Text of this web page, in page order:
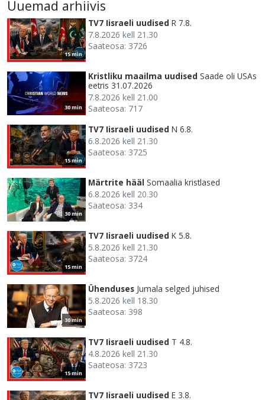
Uuemad arhiivis
15 min
TV7 Iisraeli uudised R 7.8.
7.8.2026 kell 21.30
Saateosa: 3726
30 min
Kristliku maailma uudised Saade oli USAs
eetris 31.07.2026
7.8.2026 kell 21.00
Saateosa: 717
15 min
TV7 Iisraeli uudised N 6.8.
6.8.2026 kell 21.30
Saateosa: 3725
30 min
Märtrite hääl Somaalia kristlased
6.8.2026 kell 20.30
Saateosa: 334
15 min
TV7 Iisraeli uudised K 5.8.
5.8.2026 kell 21.30
Saateosa: 3724
30 min
Ühenduses Jumala selged juhised
5.8.2026 kell 18.30
Saateosa: 398
15 min
TV7 Iisraeli uudised T 4.8.
4.8.2026 kell 21.30
Saateosa: 3723
TV7 Iisraeli uudised E 3.8.